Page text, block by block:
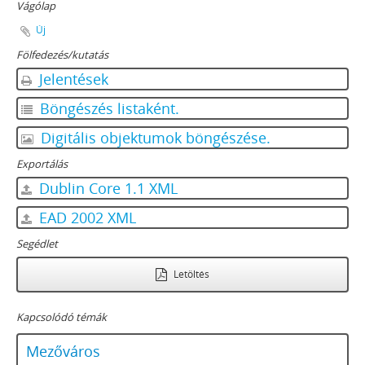
Vágólap
Új
Fölfedezés/kutatás
Jelentések
Böngészés listaként.
Digitális objektumok böngészése.
Exportálás
Dublin Core 1.1 XML
EAD 2002 XML
Segédlet
Letöltés
Kapcsolódó témák
Mezőváros